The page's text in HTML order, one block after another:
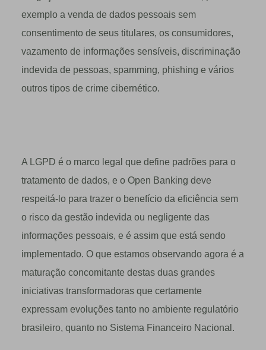
exemplo a venda de dados pessoais sem
consentimento de seus titulares, os consumidores,
vazamento de informações sensíveis, discriminação
indevida de pessoas, spamming, phishing e vários
outros tipos de crime cibernético.
A LGPD é o marco legal que define padrões para o
tratamento de dados, e o Open Banking deve
respeitá-lo para trazer o benefício da eficiência sem
o risco da gestão indevida ou negligente das
informações pessoais, e é assim que está sendo
implementado. O que estamos observando agora é a
maturação concomitante destas duas grandes
iniciativas transformadoras que certamente
expressam evoluções tanto no ambiente regulatório
brasileiro, quanto no Sistema Financeiro Nacional.